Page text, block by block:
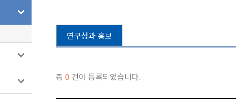
연구성과 홍보
총 0 건이 등록되었습니다.